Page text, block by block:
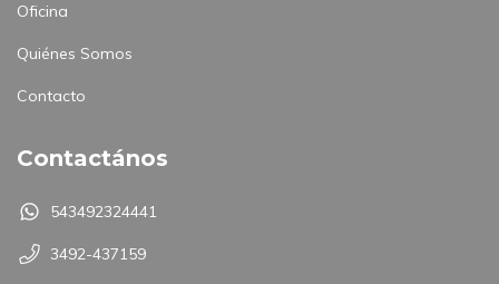
Oficina
Quiénes Somos
Contacto
Contactános
543492324441
3492-437159